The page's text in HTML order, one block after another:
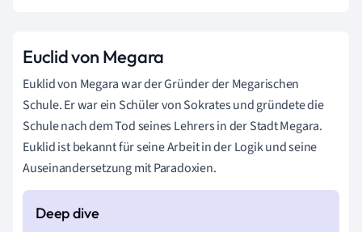
Euclid von Megara
Euklid von Megara war der Gründer der Megarischen
Schule. Er war ein Schüler von Sokrates und gründete die
Schule nach dem Tod seines Lehrers in der Stadt Megara.
Euklid ist bekannt für seine Arbeit in der Logik und seine
Auseinandersetzung mit Paradoxien.